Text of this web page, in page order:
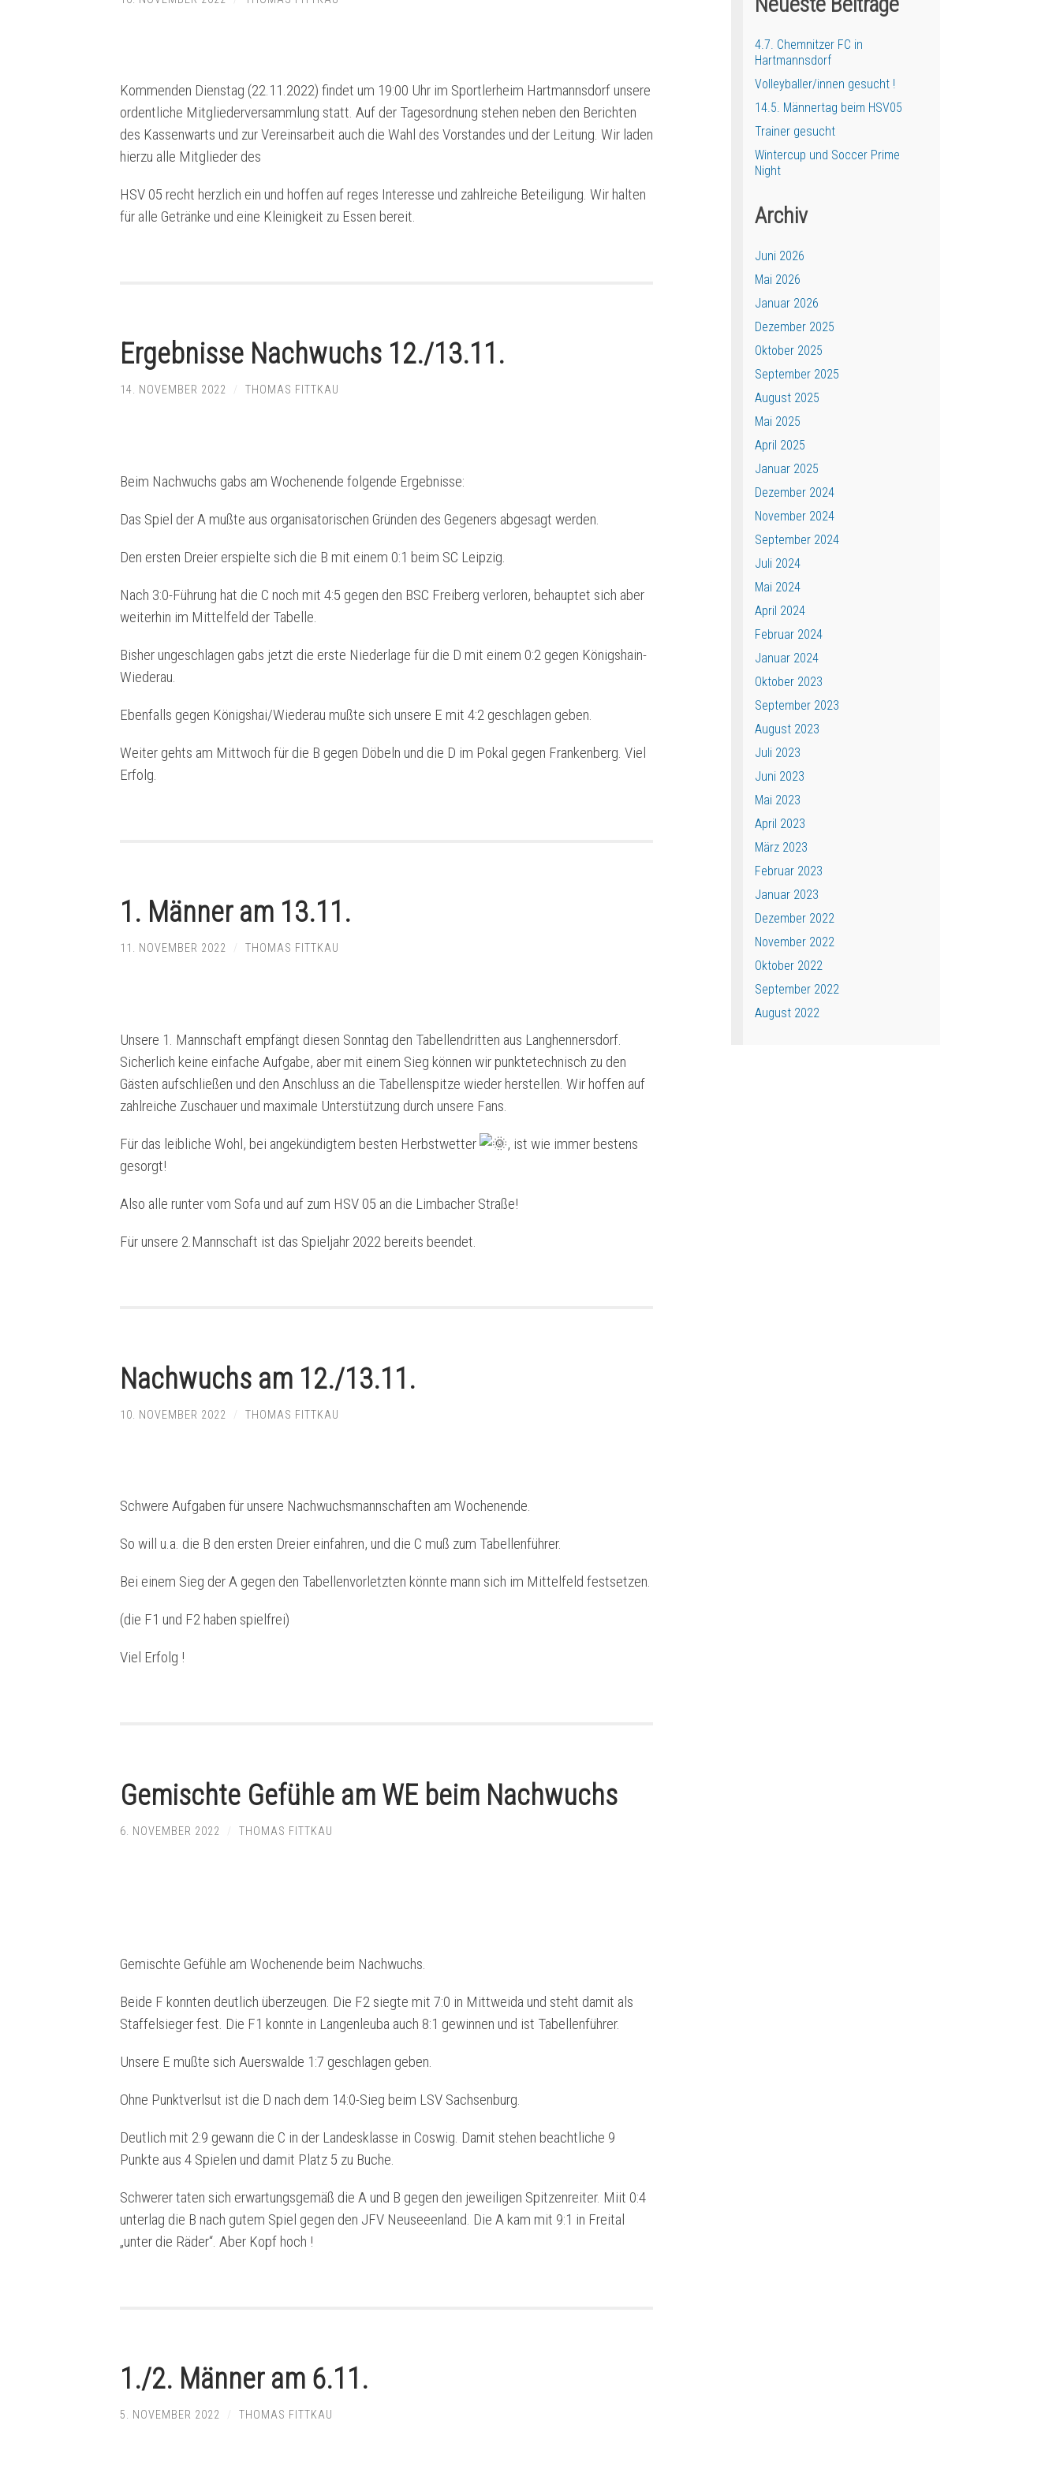
Kommenden Dienstag (22.11.2022) findet um 19:00 Uhr im Sportlerheim Hartmannsdorf unsere
ordentliche Mitgliederversammlung statt. Auf der Tagesordnung stehen neben den Berichten
des Kassenwarts und zur Vereinsarbeit auch die Wahl des Vorstandes und der Leitung. Wir laden
hierzu alle Mitglieder des
HSV 05 recht herzlich ein und hoffen auf reges Interesse und zahlreiche Beteiligung. Wir halten
für alle Getränke und eine Kleinigkeit zu Essen bereit.
Ergebnisse Nachwuchs 12./13.11.
14. NOVEMBER 2022 / THOMAS FITTKAU
Beim Nachwuchs gabs am Wochenende folgende Ergebnisse:
Das Spiel der A mußte aus organisatorischen Gründen des Gegeners abgesagt werden.
Den ersten Dreier erspielte sich die B mit einem 0:1 beim SC Leipzig.
Nach 3:0-Führung hat die C noch mit 4:5 gegen den BSC Freiberg verloren, behauptet sich aber
weiterhin im Mittelfeld der Tabelle.
Bisher ungeschlagen gabs jetzt die erste Niederlage für die D mit einem 0:2 gegen Königshain-
Wiederau.
Ebenfalls gegen Königshai/Wiederau mußte sich unsere E mit 4:2 geschlagen geben.
Weiter gehts am Mittwoch für die B gegen Döbeln und die D im Pokal gegen Frankenberg. Viel
Erfolg.
1. Männer am 13.11.
11. NOVEMBER 2022 / THOMAS FITTKAU
Unsere 1. Mannschaft empfängt diesen Sonntag den Tabellendritten aus Langhennersdorf.
Sicherlich keine einfache Aufgabe, aber mit einem Sieg können wir punktetechnisch zu den
Gästen aufschließen und den Anschluss an die Tabellenspitze wieder herstellen. Wir hoffen auf
zahlreiche Zuschauer und maximale Unterstützung durch unsere Fans.
Für das leibliche Wohl, bei angekündigtem besten Herbstwetter
, ist wie immer bestens
gesorgt!
Also alle runter vom Sofa und auf zum HSV 05 an die Limbacher Straße!
Für unsere 2.Mannschaft ist das Spieljahr 2022 bereits beendet.
Nachwuchs am 12./13.11.
10. NOVEMBER 2022 / THOMAS FITTKAU
Schwere Aufgaben für unsere Nachwuchsmannschaften am Wochenende.
So will u.a. die B den ersten Dreier einfahren, und die C muß zum Tabellenführer.
Bei einem Sieg der A gegen den Tabellenvorletzten könnte mann sich im Mittelfeld festsetzen.
(die F1 und F2 haben spielfrei)
Viel Erfolg !
Gemischte Gefühle am WE beim Nachwuchs
6. NOVEMBER 2022 / THOMAS FITTKAU
Gemischte Gefühle am Wochenende beim Nachwuchs.
Beide F konnten deutlich überzeugen. Die F2 siegte mit 7:0 in Mittweida und steht damit als
Staffelsieger fest. Die F1 konnte in Langenleuba auch 8:1 gewinnen und ist Tabellenführer.
Unsere E mußte sich Auerswalde 1:7 geschlagen geben.
Ohne Punktverlsut ist die D nach dem 14:0-Sieg beim LSV Sachsenburg.
Deutlich mit 2:9 gewann die C in der Landesklasse in Coswig. Damit stehen beachtliche 9
Punkte aus 4 Spielen und damit Platz 5 zu Buche.
Schwerer taten sich erwartungsgemäß die A und B gegen den jeweiligen Spitzenreiter. Miit 0:4
unterlag die B nach gutem Spiel gegen den JFV Neuseeenland. Die A kam mit 9:1 in Freital
„unter die Räder“. Aber Kopf hoch !
1./2. Männer am 6.11.
5. NOVEMBER 2022 / THOMAS FITTKAU
4.7. Chemnitzer FC in
Hartmannsdorf
Volleyballer/innen gesucht !
14.5. Männertag beim HSV05
Trainer gesucht
Wintercup und Soccer Prime
Night
Archiv
Juni 2026
Mai 2026
Januar 2026
Dezember 2025
Oktober 2025
September 2025
August 2025
Mai 2025
April 2025
Januar 2025
Dezember 2024
November 2024
September 2024
Juli 2024
Mai 2024
April 2024
Februar 2024
Januar 2024
Oktober 2023
September 2023
August 2023
Juli 2023
Juni 2023
Mai 2023
April 2023
März 2023
Februar 2023
Januar 2023
Dezember 2022
November 2022
Oktober 2022
September 2022
August 2022